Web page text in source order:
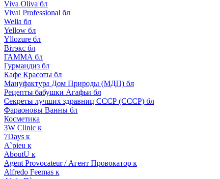
Viva Oliva бл
Vival Professional бл
Wella бл
Yellow бл
Yllozure бл
Вiтэкс бл
ГАММА бл
Гурмандиз бл
Кафе Красоты бл
Мануфактура Дом Природы (МДП) бл
Рецепты бабушки Агафьи бл
Секреты лучших здравниц СССР (СССР) бл
Фараоновы Ванны бл
Косметика
3W Clinic к
7Days к
A`pieu к
AboutU к
Agent Provocateur / Агент Провокатор к
Alfredo Feemas к